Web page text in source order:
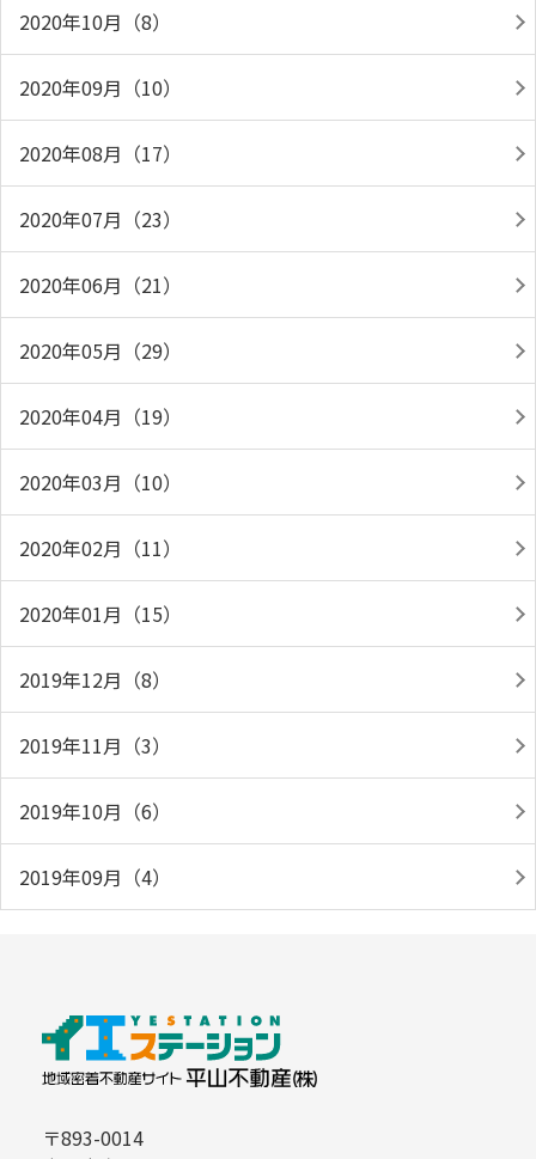
2020年10月（8）
2020年09月（10）
2020年08月（17）
2020年07月（23）
2020年06月（21）
2020年05月（29）
2020年04月（19）
2020年03月（10）
2020年02月（11）
2020年01月（15）
2019年12月（8）
2019年11月（3）
2019年10月（6）
2019年09月（4）
〒893-0014